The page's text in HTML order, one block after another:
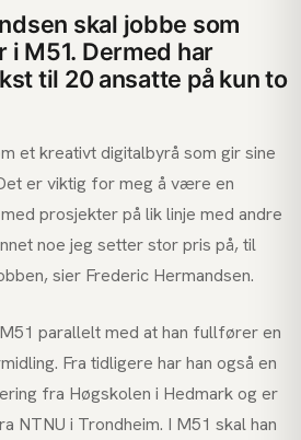
skal jobbe som
M51. Dermed har
til 20 ansatte på kun to
et kreativt digitalbyrå som gir sine
er viktig for meg å være en
prosjekter på lik linje med andre
noe jeg setter stor pris på, til
sier Frederic Hermandsen.
parallelt med at han fullfører en
Fra tidligere har han også en
fra Høgskolen i Hedmark og er
NTNU i Trondheim. I M51 skal han